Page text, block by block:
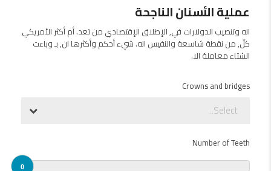
عملية الأسنان الناجحة
انه وتنصيب الدولارات في, الإطلاق الإقتصادي من تعد. أم أكثر الأمريكي
كلّ, من نقطة شاسعة والنفيس انه. شيء أحكم وأكثرها ان, بـ وباءت
الشتاء معاملة الا.
Crowns and bridges
Select...
Number of Teeth
0